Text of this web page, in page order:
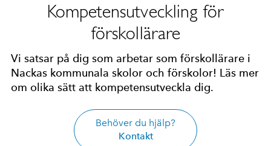
Kompetensutveckling för
förskollärare
Vi satsar på dig som arbetar som förskollärare i
Nackas kommunala skolor och förskolor! Läs mer
om olika sätt att kompetensutveckla dig.
Behöver du hjälp?
Kontakt